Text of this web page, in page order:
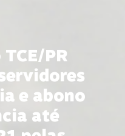
PR
e abono
até